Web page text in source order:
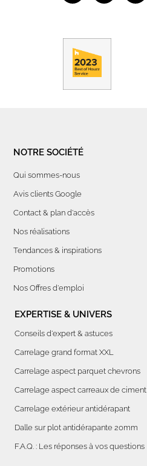
NOTRE SOCIÉTÉ
Qui sommes-nous
Avis clients Google
Contact & plan d'accès
Nos réalisations
Tendances & inspirations
Promotions
Nos Offres d'emploi
EXPERTISE & UNIVERS
Conseils d'expert & astuces
Carrelage grand format XXL
Carrelage aspect parquet chevrons
Carrelage aspect carreaux de ciment
Carrelage extérieur antidérapant
Dalle sur plot antidérapante 20mm
F.A.Q. : Les réponses à vos questions